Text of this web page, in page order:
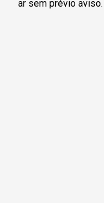
ar sem prévio aviso.